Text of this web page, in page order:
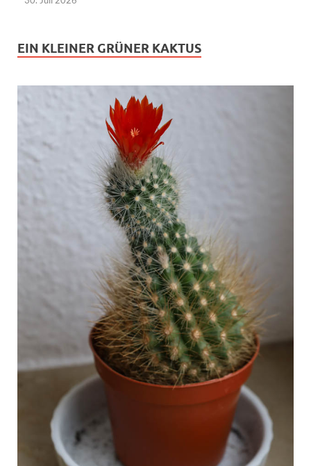
EIN KLEINER GRÜNER KAKTUS